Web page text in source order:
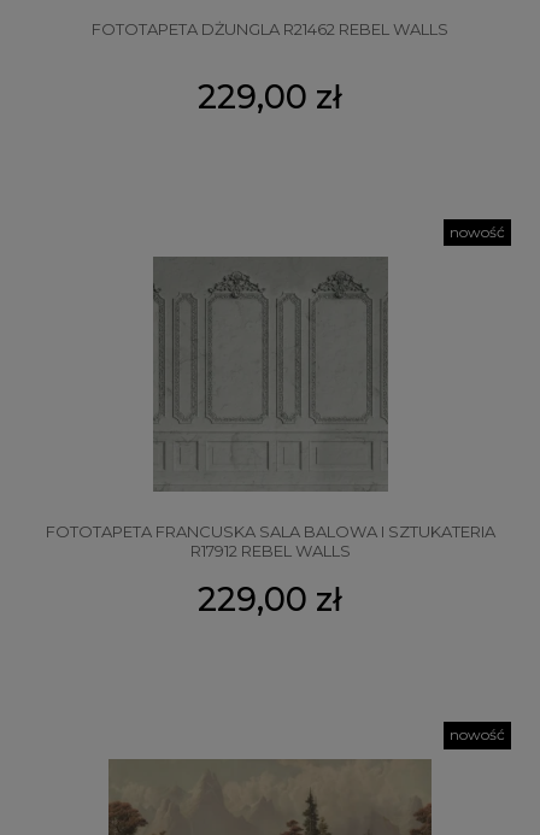
FOTOTAPETA DŻUNGLA R21462 REBEL WALLS
229,00 zł
FOTOTAPETA FRANCUSKA SALA BALOWA I SZTUKATERIA
R17912 REBEL WALLS
229,00 zł
nowość
nowość